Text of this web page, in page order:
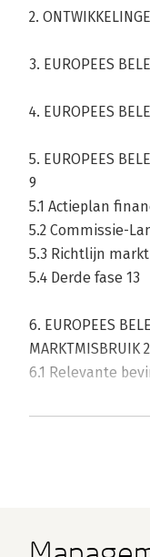
2.
3. EUROPEES
4. EUROPEES
5. EUROPEES
9
5.1 Actieplan
5.2 Commissie-
5.3 Richtlijn
5.4 Derde fase 13
6. EUROPEES
MARKTMISBRUIK
6.1 Relevante
6.2.1